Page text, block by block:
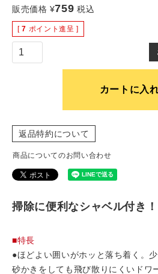
販売価格 ¥759 税込
[ 7 ポイント進呈 ]
カートに入
返品特約について
商品についてのお問い合わせ
掃除に便利なシャベル付き！
■特長
●ほどよい囲いがホッと落ち着く。
砂かきをしても飛び散りにくいドワ